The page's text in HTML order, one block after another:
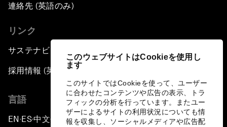
このウェブサイトはCookieを使用し
ます
このサイトではCookieを使って、ユーザー
に合わせたコンテンツや広告の表示、トラ
フィックの分析を行っています。またユー
ザーによるサイトの利用状況についても情
報を収集し、ソーシャルメディアや広告配
連絡先 (英語のみ)
リンク
サステナビリティへの取り組み
採用情報 (英語のみ)
言語
EN ▪ES▪中文▪ 日本語